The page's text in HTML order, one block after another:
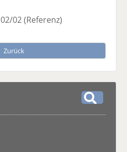
02/02(Referenz)
Zurück